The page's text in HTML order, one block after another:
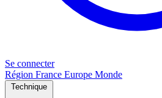
Se connecter
Région France Europe Monde
Technique